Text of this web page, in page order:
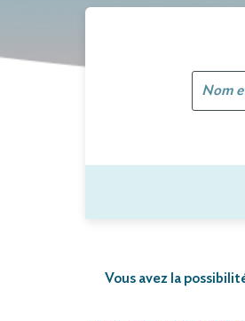
Vous avez la